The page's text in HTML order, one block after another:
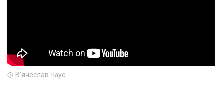
В'ячеслав Чаус